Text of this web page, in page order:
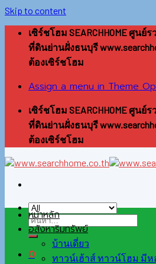
Skip to content
เซิร์ชโฮม SEARCHHOME ศูน
ที่ดินย่านฝั่งธนบุรี
ต้องเซิร์ชโฮม
Assign a menu in Theme
เซิร์ชโฮม SEARCHHOME ศูน
ที่ดินย่านฝั่งธนบุรี
ต้องเซิร์ชโฮม
0
หน้าหลัก
อสังหาริมทรัพย์
บ้านเดี่ยว
ทาวน์เฮ้าส์ ทาวน์โฮม มีห